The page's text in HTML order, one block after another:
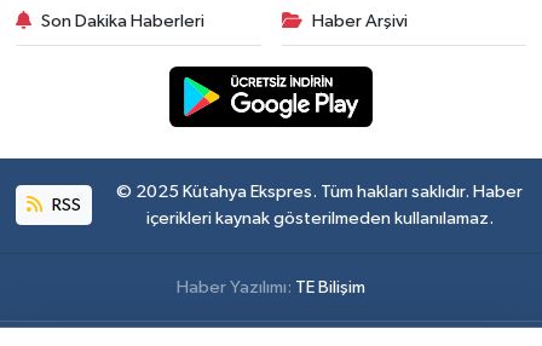
Son Dakika Haberleri Haber Arşivi
RSS
© 2025 Kütahya Ekspres. Tüm hakları saklıdır. Haber
içerikleri kaynak gösterilmeden kullanılamaz.
Haber Yazılımı: TE Bilişim